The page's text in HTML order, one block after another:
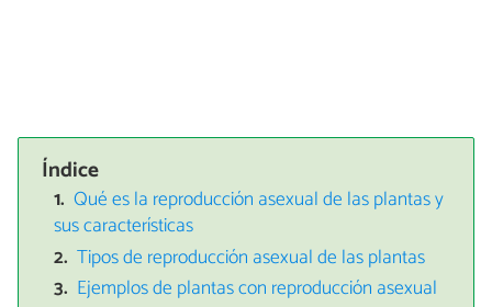
Índice
Qué es la reproducción asexual de las plantas y
sus características
Tipos de reproducción asexual de las plantas
Ejemplos de plantas con reproducción asexual